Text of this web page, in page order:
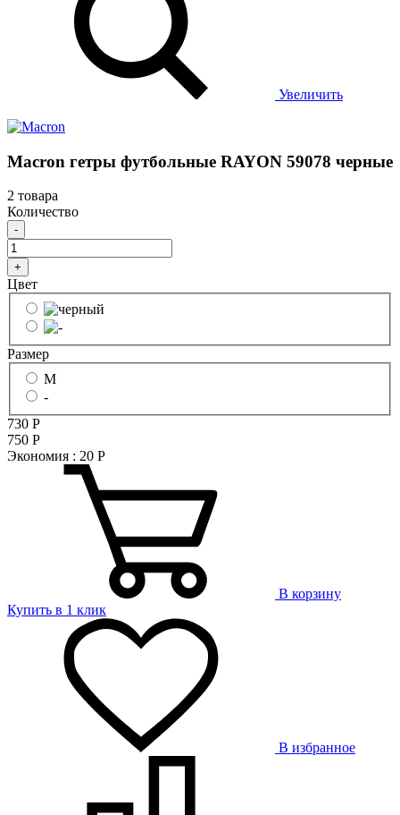
Увеличить
Macron гетры футбольные RAYON 59078 черные
2 товара
Количество
-
+
Цвет
Размер
M
-
730 Р
750 Р
Экономия : 20 Р
В корзину
Купить в 1 клик
В избранное